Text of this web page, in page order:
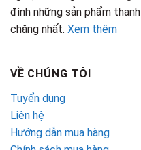
đình những sản phẩm
chăng nhất. Xem thêm
VỀ CHÚNG TÔI
Tuyển dụng
Liên hệ
Hướng dẫn mua hàng